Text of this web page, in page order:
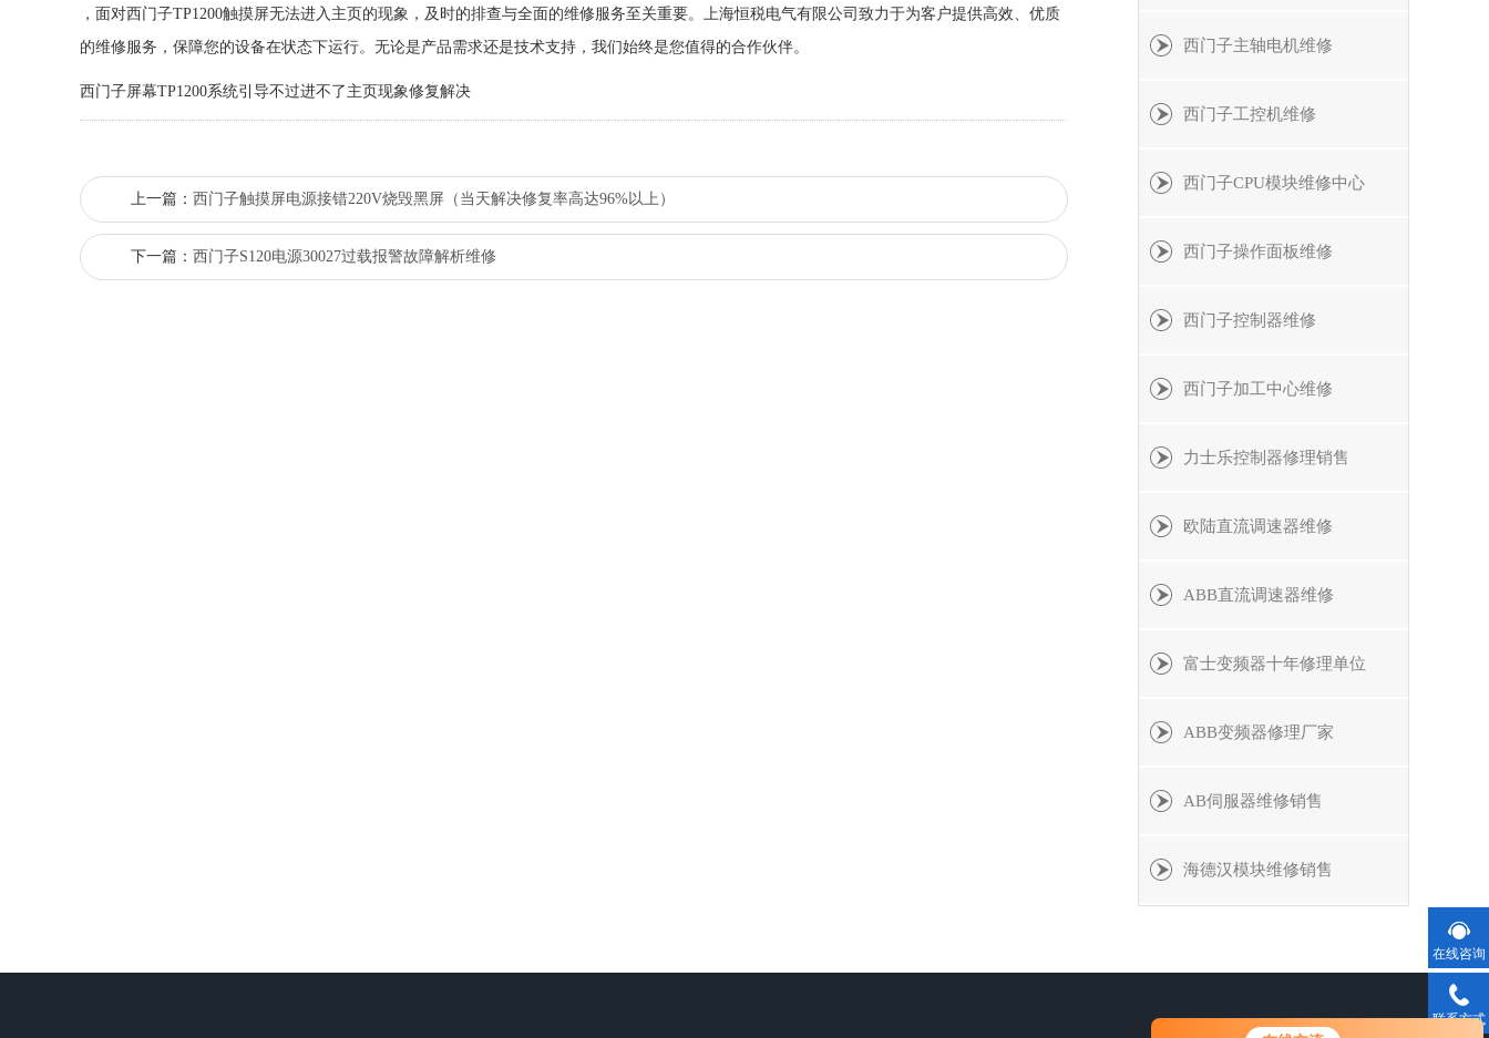
，面对西门子TP1200触摸屏无法进入主页的现象，及时的排查与全面的维修服务至关重要。上海恒税电气有限公司致力于为客户提供高效、优质
的维修服务，保障您的设备在状态下运行。无论是产品需求还是技术支持，我们始终是您值得的合作伙伴。
西门子屏幕TP1200系统引导不过进不了主页现象修复解决
上一篇： 西门子触摸屏电源接错220V烧毁黑屏（当天解决修复率高达96%以上）
下一篇： 西门子S120电源30027过载报警故障解析维修
西门子主轴电机维修
西门子工控机维修
西门子CPU模块维修中心
西门子操作面板维修
西门子控制器维修
西门子加工中心维修
力士乐控制器修理销售
欧陆直流调速器维修
ABB直流调速器维修
富士变频器十年修理单位
ABB变频器修理厂家
AB伺服器维修销售
海德汉模块维修销售
在线咨询
联系方式